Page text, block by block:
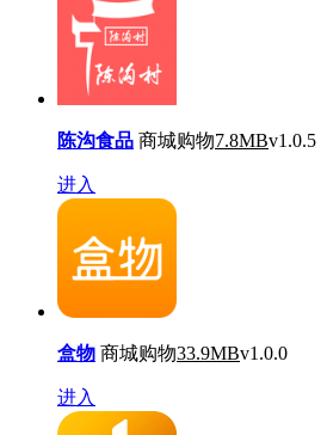
陈沟食品 商城购物7.8MBv1.0.5
进入
盒物 商城购物33.9MBv1.0.0
进入